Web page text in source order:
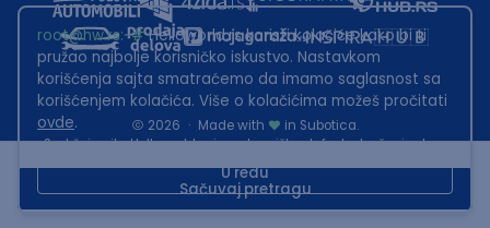
Sačuvaj pretragu
2026 · Made with
in Subotica.
Sadržaj sajta Helloworld.rs je u vlasništvu Infostud rešenja d.o.o.
This site is protected by reCAPTCHA and the GooglePrivacy Policyand
Terms of Serviceapply.
root@hw.rs:~#Helloworld.rs koristi kolačiće kako bi ti
pružao najbolje korisničko iskustvo. Nastavkom
korišćenja sajta smatraćemo da imamo saglasnost sa
korišćenjem kolačića. Više o kolačićima možeš pročitati
ovde.
U redu